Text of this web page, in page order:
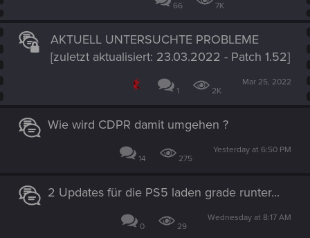
66 7K
AKTUELL UNTERSUCHTE PROBLEME
[zuletzt aktualisiert: 23.03.2022 - Patch 1.52]
1 2K
Mar 25, 2022
Wie wird CDPR damit umgehen ?
14 275
Yesterday at 6:50 PM
2 Updates für die PS5 laden grade runter...
0 29
Wednesday at 8:17 AM